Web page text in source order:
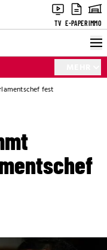
TV E-PAPERIMMO
fest